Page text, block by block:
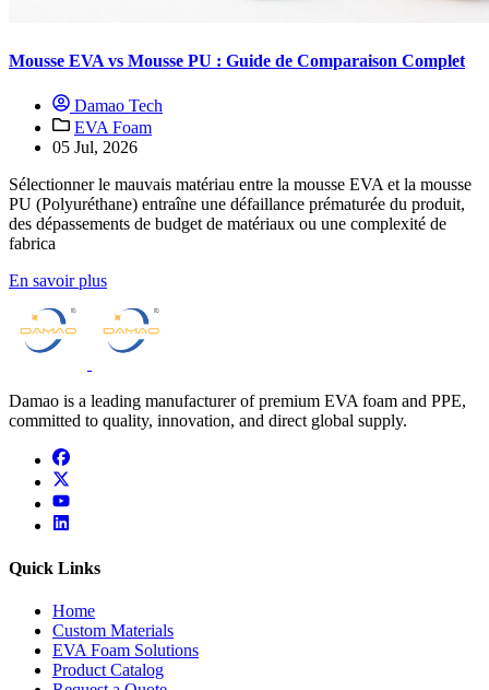
Mousse EVA vs Mousse PU : Guide de Comparaison Complet
Damao Tech
EVA Foam
05 Jul, 2026
Sélectionner le mauvais matériau entre la mousse EVA et la mousse
PU (Polyuréthane) entraîne une défaillance prématurée du produit,
des dépassements de budget de matériaux ou une complexité de
fabrica
En savoir plus
Damao is a leading manufacturer of premium EVA foam and PPE,
committed to quality, innovation, and direct global supply.
facebook
x
youtube
linkedin
Quick Links
Home
Custom Materials
EVA Foam Solutions
Product Catalog